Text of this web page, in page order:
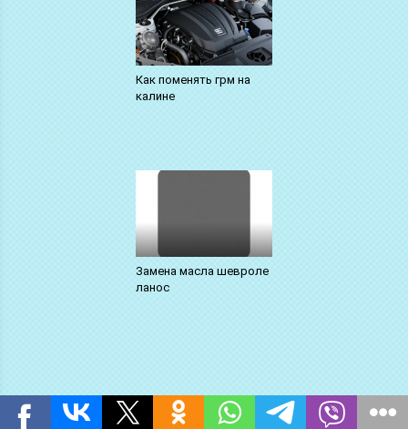
Как поменять грм на
калине
Замена масла шевроле
ланос
Оставить комментарий